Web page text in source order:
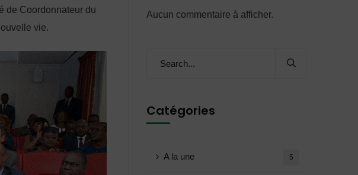
de Coordonnateur du
vie.
Aucun commentaire à afficher.
Catégories
A la une 5